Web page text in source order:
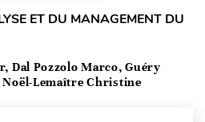
ET DU MANAGEMENT DU
Dal Pozzolo Marco, Guéry
Lemaître Christine